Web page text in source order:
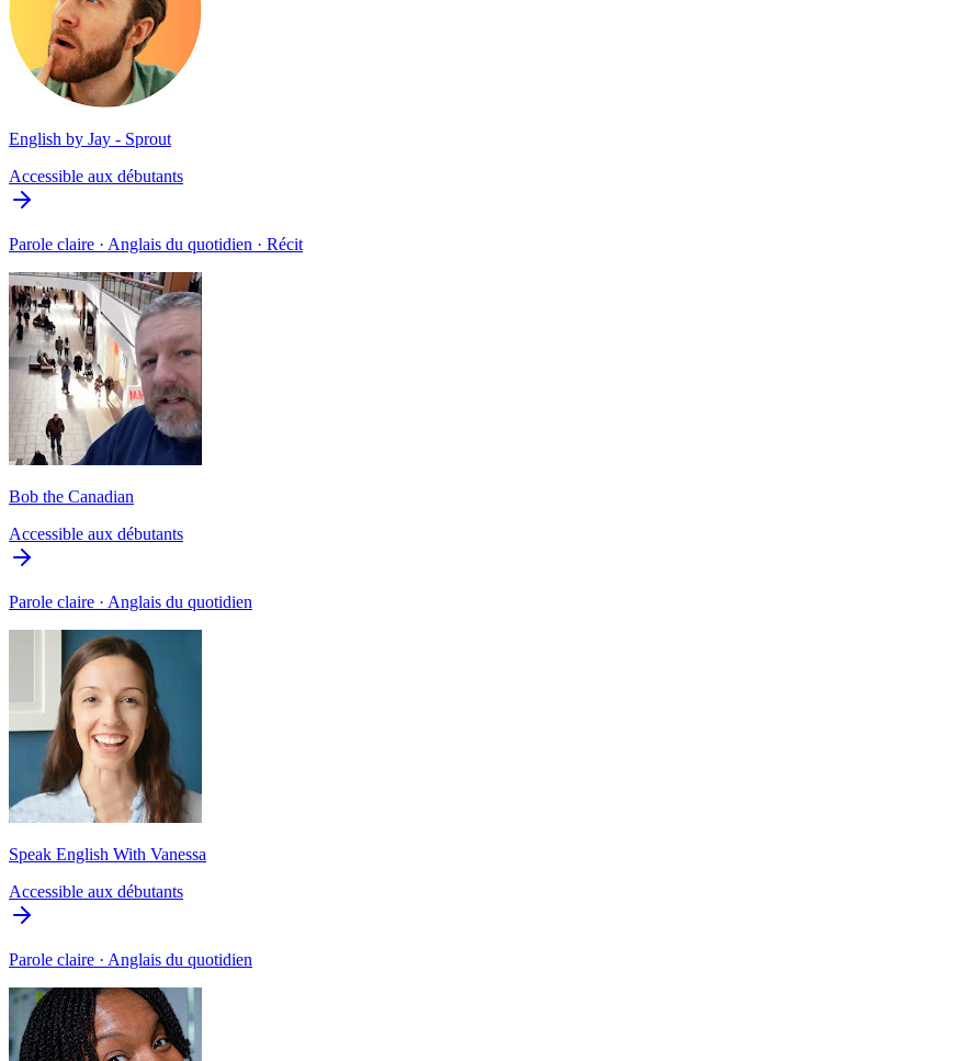
English by Jay - Sprout
Accessible aux débutants
Parole claire · Anglais du quotidien · Récit
Bob the Canadian
Accessible aux débutants
Parole claire · Anglais du quotidien
Speak English With Vanessa
Accessible aux débutants
Parole claire · Anglais du quotidien